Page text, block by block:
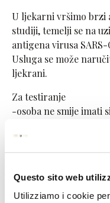
Questo sito web
Utilizziamo i cookie
U ljekarni vršimo brzi
studiji, temelji se na
antigena virusa SARS-
Usluga se može
ljekrani.
Za testiranje
-osoba ne smije imati
povezani s COVID-19
- da je osoba bila u
pozitivna na SARS-
- da živi s osobom
- da je navedenoj